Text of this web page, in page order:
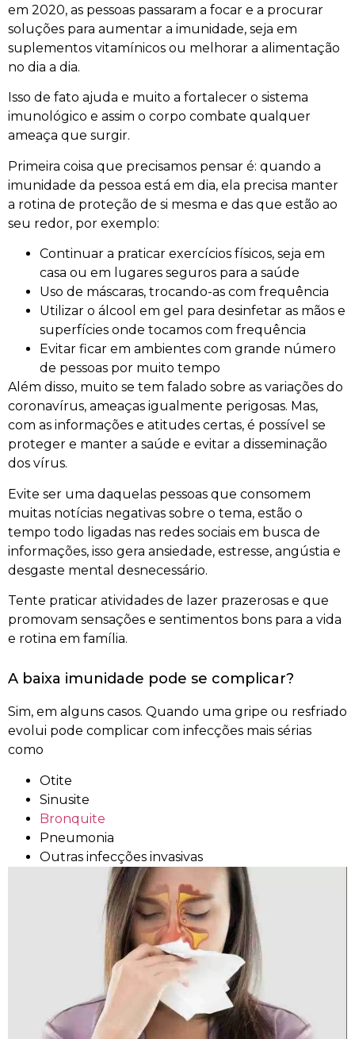
em 2020, as pessoas passaram a focar e a procurar
soluções para aumentar a imunidade, seja em
suplementos vitamínicos ou melhorar a alimentação
no dia a dia.
Isso de fato ajuda e muito a fortalecer o sistema
imunológico e assim o corpo combate qualquer
ameaça que surgir.
Primeira coisa que precisamos pensar é: quando a
imunidade da pessoa está em dia, ela precisa manter
a rotina de proteção de si mesma e das que estão ao
seu redor, por exemplo:
Continuar a praticar exercícios físicos, seja em
casa ou em lugares seguros para a saúde
Uso de máscaras, trocando-as com frequência
Utilizar o álcool em gel para desinfetar as mãos e
superfícies onde tocamos com frequência
Evitar ficar em ambientes com grande número
de pessoas por muito tempo
Além disso, muito se tem falado sobre as variações do
coronavírus, ameaças igualmente perigosas. Mas,
com as informações e atitudes certas, é possível se
proteger e manter a saúde e evitar a disseminação
dos vírus.
Evite ser uma daquelas pessoas que consomem
muitas notícias negativas sobre o tema, estão o
tempo todo ligadas nas redes sociais em busca de
informações, isso gera ansiedade, estresse, angústia e
desgaste mental desnecessário.
Tente praticar atividades de lazer prazerosas e que
promovam sensações e sentimentos bons para a vida
e rotina em família.
A baixa imunidade pode se complicar?
Sim, em alguns casos. Quando uma gripe ou resfriado
evolui pode complicar com infecções mais sérias
como
Otite
Sinusite
Bronquite
Pneumonia
Outras infecções invasivas